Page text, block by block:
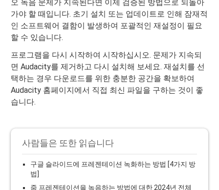
오 녹음 문제가 지속된다면 이제 검증된 방법으로 되돌아
가야 할 때입니다. 초기 설치 또는 업데이트로 인해 잠재적
인 소프트웨어 결함이 발생하여 포괄적인 재설정이 필요
할 수 있습니다.
프로그램을 다시 시작하여 시작하십시오. 문제가 지속되
면 Audacity를 제거하고 다시 설치해 보세요. 재설치를 선
택하는 경우 다운로드를 위한 충분한 공간을 확보하여
Audacity 홈페이지에서 직접 최신 파일을 구하는 것이 좋
습니다.
사람들은 또한 읽습니다
구글 슬라이드에 프레젠테이션 녹화하는 방법 [4가지 방
법]
줌 프레젠테이션을 녹음하는 방법에 대한 2024년 전체